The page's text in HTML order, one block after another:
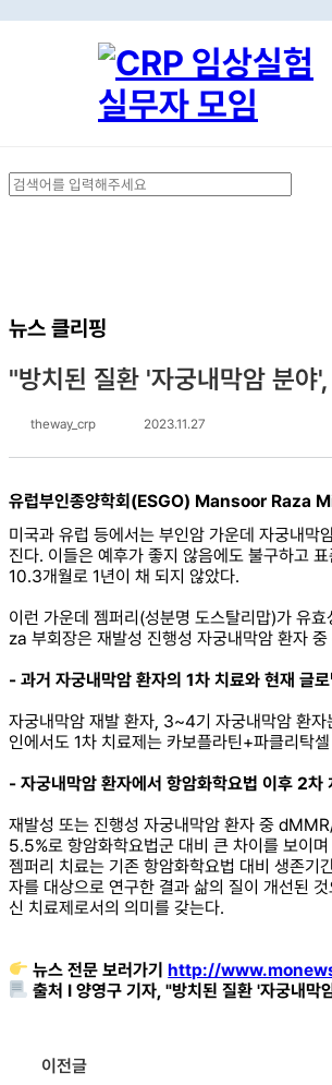
Skip
뉴스 클리핑
"방치된 질환 '자궁내막암 분야
theway_crp 2023.11.27
유럽부인종양학회(ESGO) Mansoor Raza
미국과 유럽 등에서는 부인암 가운데 자궁내
진다. 이들은 예후가 좋지 않음에도 불구하고
10.3개월로 1년이 채 되지 않았다.
이런 가운데 젬퍼리(성분명 도스탈리맙)가 유
za 부회장은 재발성 진행성 자궁내막암 환자
- 과거 자궁내막암 환자의 1차 치료와 현재 글
자궁내막암 재발 환자, 3~4기 자궁내막암 환
인에서도 1차 치료제는 카보플라틴+파클리탁
- 자궁내막암 환자에서 항암화학요법 이후 2
재발성 또는 진행성 자궁내막암 환자 중
5.5%로 항암화학요법군 대비 큰 차이를 보이
젬퍼리 치료는 기존 항암화학요법 대비 생존
자를 대상으로 연구한 결과 삶의 질이 개선된
신 치료제로서의 의미를 갖는다.
뉴스 전문 보러가기http://
출처 I 양영구 기자, "방치된 질환 '자궁내
이전글